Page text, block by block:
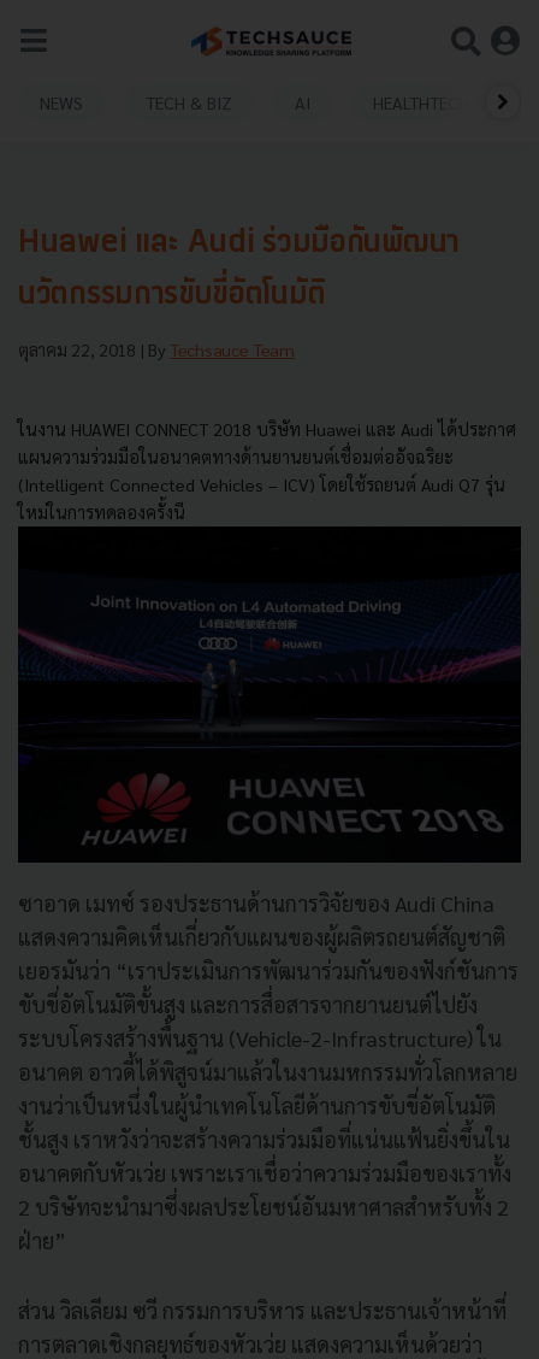
NEWS TECH & BIZ AI HEALTHTECH
Huawei และ Audi ร่วมมือกันพัฒนา
นวัตกรรมการขับขี่อัตโนมัติ
ตุลาคม 22, 2018 | By Techsauce Team
ในงาน HUAWEI CONNECT 2018 บริษัท Huawei และ Audi ได้ประกาศ
แผนความร่วมมือในอนาคตทางด้านยานยนต์เชื่อมต่ออัจฉริยะ
(Intelligent Connected Vehicles – ICV) โดยใช้รถยนต์ Audi Q7 รุ่น
ใหม่ในการทดลองครั้งนี
ซาอาด เมทซ์ รองประธานด้านการวิจัยของ Audi China
แสดงความคิดเห็นเกี่ยวกับแผนของผู้ผลิตรถยนต์สัญชาติ
เยอรมันว่า “เราประเมินการพัฒนาร่วมกันของฟังก์ชันการ
ขับขี่อัตโนมัติขั้นสูง และการสื่อสารจากยานยนต์ไปยัง
ระบบโครงสร้างพื้นฐาน (Vehicle-2-Infrastructure) ใน
อนาคต อาวดี้ได้พิสูจน์มาแล้วในงานมหกรรมทั่วโลกหลาย
งานว่าเป็นหนึ่งในผู้นำเทคโนโลยีด้านการขับขี่อัตโนมัติ
ชั้นสูง เราหวังว่าจะสร้างความร่วมมือที่แน่นแฟ้นยิ่งขึ้นใน
อนาคตกับหัวเว่ย เพราะเราเชื่อว่าความร่วมมือของเราทั้ง
2 บริษัทจะนำมาซึ่งผลประโยชน์อันมหาศาลสำหรับทั้ง 2
ฝ่าย”
ส่วน วิลเลียม ซวี กรรมการบริหาร และประธานเจ้าหน้าที่
การตลาดเชิงกลยุทธ์ของหัวเว่ย แสดงความเห็นด้วยว่า